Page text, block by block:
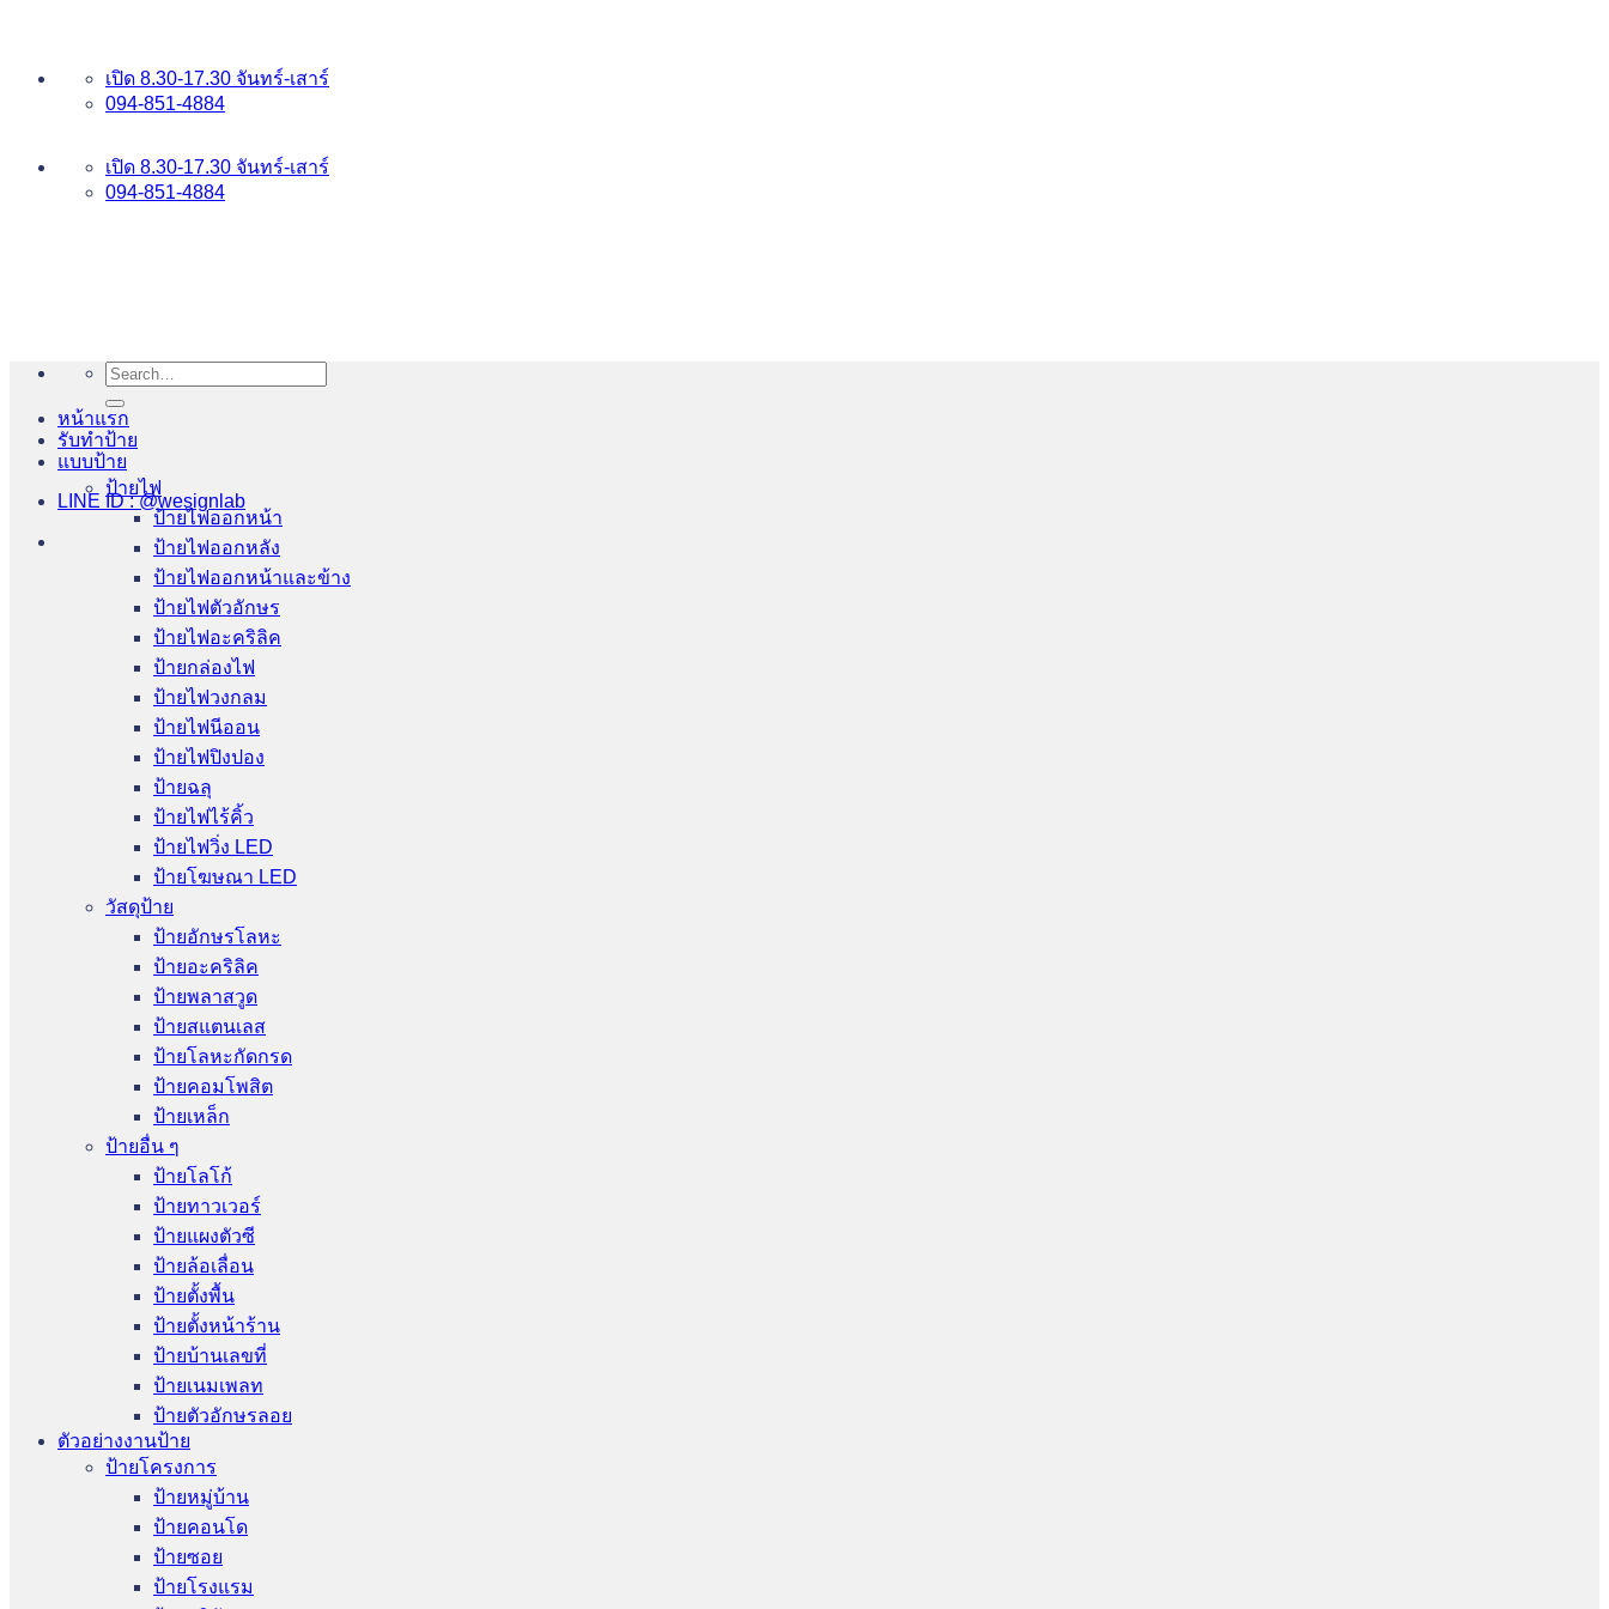
เปิด 8.30-17.30 จันทร์-เสาร์
094-851-4884
เปิด 8.30-17.30 จันทร์-เสาร์
094-851-4884
LINE ID : @wesignlab
Search
for:
หน้าแรก
รับทำป้าย
แบบป้าย
ป้ายไฟ
ป้ายไฟออกหน้า
ป้ายไฟออกหลัง
ป้ายไฟออกหน้าและข้าง
ป้ายไฟตัวอักษร
ป้ายไฟอะคริลิค
ป้ายกล่องไฟ
ป้ายไฟวงกลม
ป้ายไฟนีออน
ป้ายไฟปิงปอง
ป้ายฉลุ
ป้ายไฟไร้คิ้ว
ป้ายไฟวิ่ง LED
ป้ายโฆษณา LED
วัสดุป้าย
ป้ายอักษรโลหะ
ป้ายอะคริลิค
ป้ายพลาสวูด
ป้ายสแตนเลส
ป้ายโลหะกัดกรด
ป้ายคอมโพสิต
ป้ายเหล็ก
ป้ายอื่น ๆ
ป้ายโลโก้
ป้ายทาวเวอร์
ป้ายแผงตัวซี
ป้ายล้อเลื่อน
ป้ายตั้งพื้น
ป้ายตั้งหน้าร้าน
ป้ายบ้านเลขที่
ป้ายเนมเพลท
ป้ายตัวอักษรลอย
ตัวอย่างงานป้าย
ป้ายโครงการ
ป้ายหมู่บ้าน
ป้ายคอนโด
ป้ายซอย
ป้ายโรงแรม